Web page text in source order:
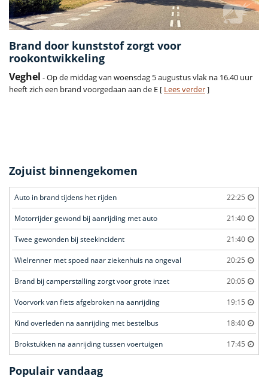
Brand door kunststof zorgt voor
rookontwikkeling
Veghel - Op de middag van woensdag 5 augustus vlak na 16.40 uur
heeft zich een brand voorgedaan aan de E [ Lees verder]
Zojuist binnengekomen
Auto in brand tijdens het rijden 22:25
Motorrijder gewond bij aanrijding met auto 21:40
Twee gewonden bij steekincident 21:40
Wielrenner met spoed naar ziekenhuis na ongeval 20:25
Brand bij camperstalling zorgt voor grote inzet 20:05
Voorvork van fiets afgebroken na aanrijding 19:15
Kind overleden na aanrijding met bestelbus 18:40
Brokstukken na aanrijding tussen voertuigen 17:45
Populair vandaag